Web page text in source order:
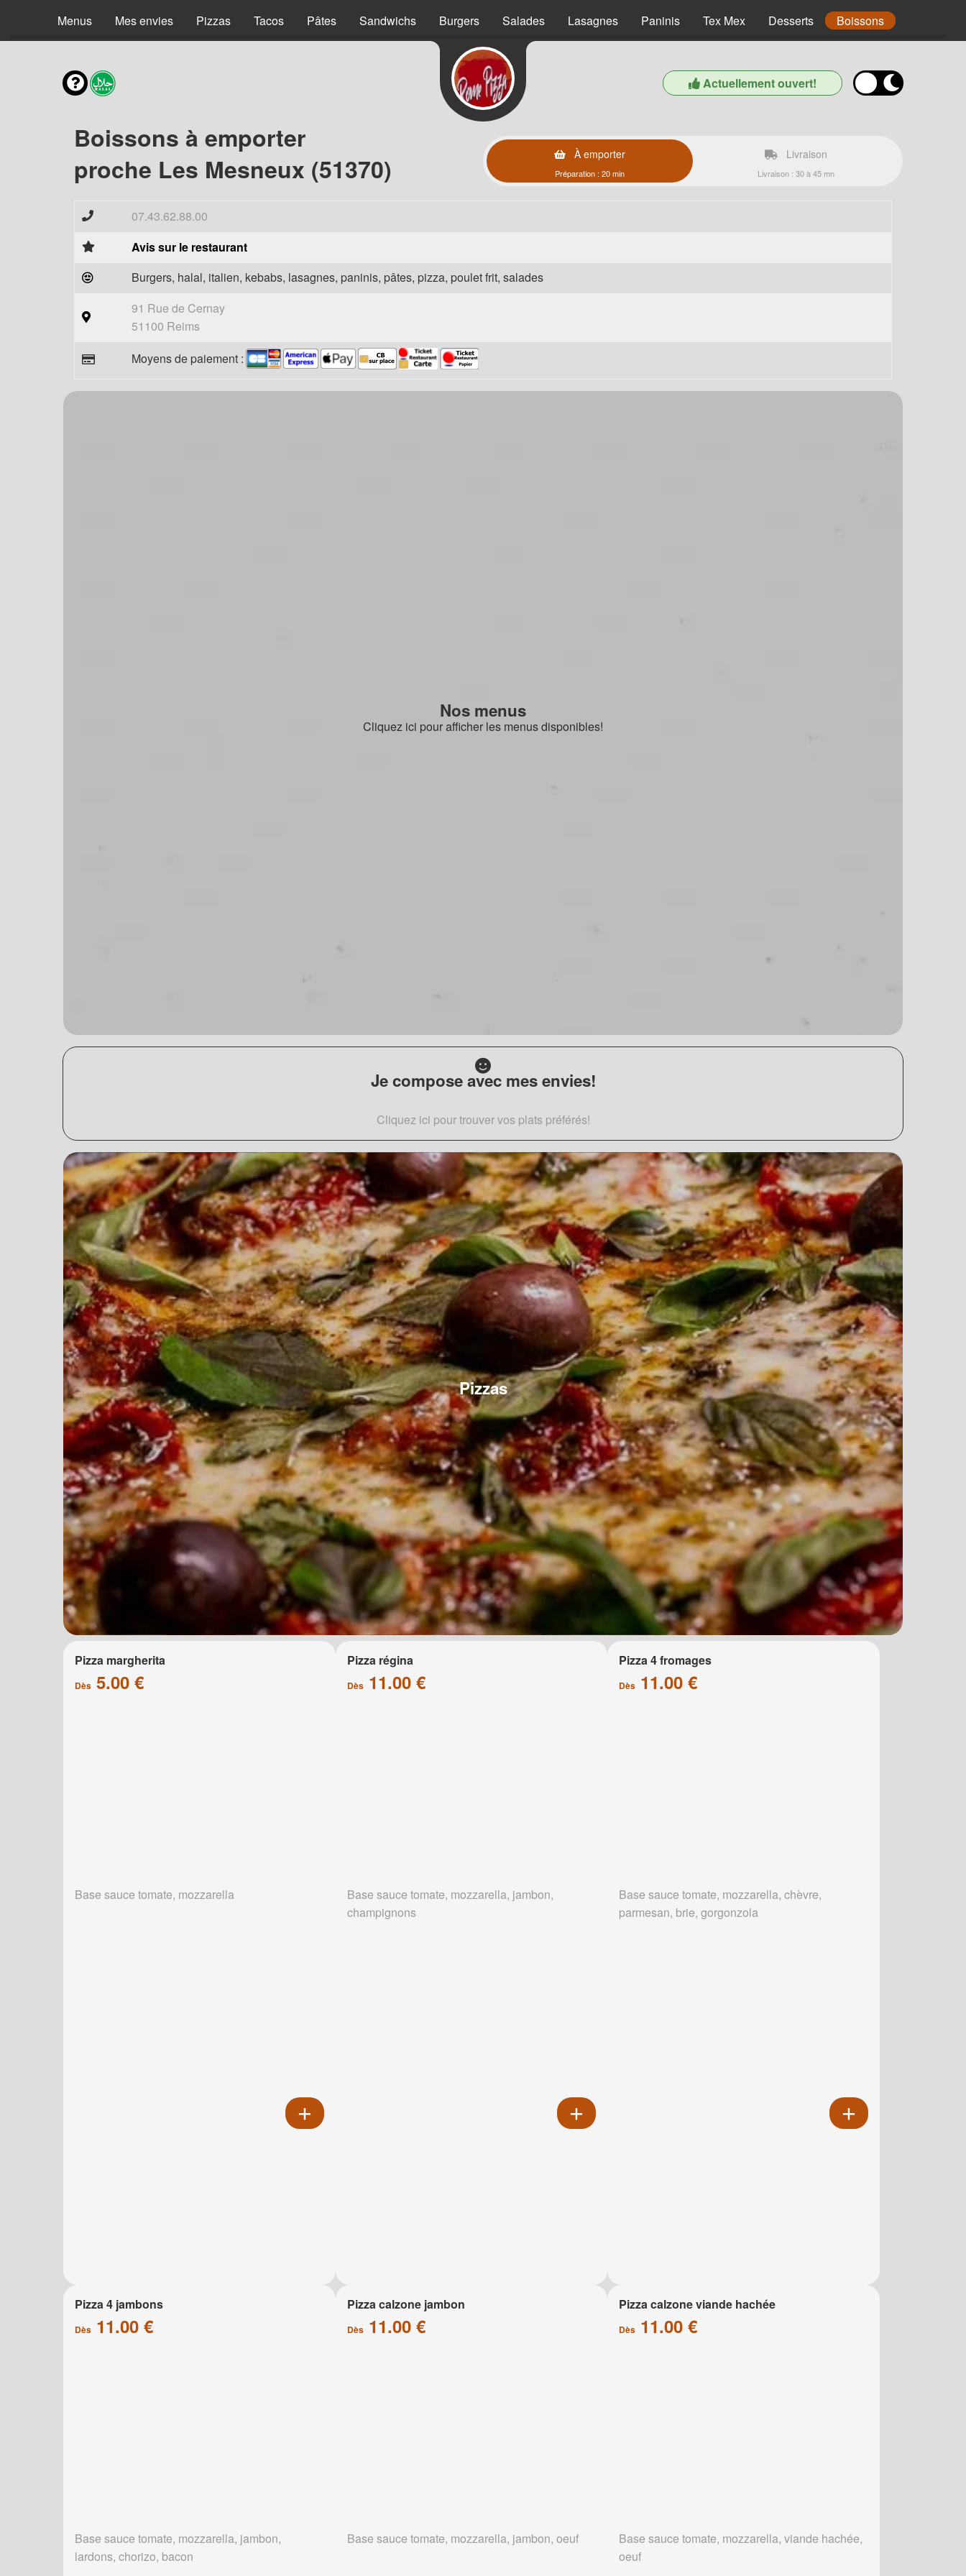
Menus Mes envies Pizzas Tacos Pâtes Sandwichs Burgers Salades Lasagnes Paninis Tex Mex Desserts Boissons
Actuellement ouvert!
Boissons à emporter
proche Les Mesneux (51370)
À emporter
Préparation : 20 min
Livraison
Livraison : 30 à 45 mn
07.43.62.88.00
Avis sur le restaurant
Burgers, halal, italien, kebabs, lasagnes, paninis, pâtes, pizza, poulet frit, salades
91 Rue de Cernay
51100 Reims
Moyens de paiement :
Nos menus
Cliquez ici pour afficher les menus disponibles!
Je compose avec mes envies!
Cliquez ici pour trouver vos plats préférés!
Pizzas
Pizza margherita
Dès 5.00 €
Base sauce tomate, mozzarella
Pizza régina
Dès11.00 €
Base sauce tomate, mozzarella, jambon,
champignons
Pizza 4 fromages
Dès 11.00 €
Base sauce tomate, mozzarella, chèvre,
parmesan, brie, gorgonzola
Pizza 4 jambons
Dès 11.00 €
Base sauce tomate, mozzarella, jambon,
lardons, chorizo, bacon
Pizza calzone jambon
Dès11.00 €
Base sauce tomate, mozzarella, jambon, oeuf
Pizza calzone viande hachée
Dès 11.00 €
Base sauce tomate, mozzarella, viande hachée,
oeuf